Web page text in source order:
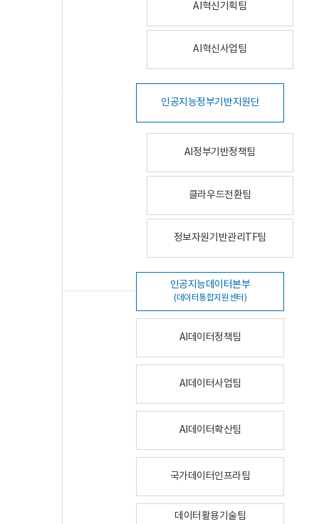
AI혁신기획팀
AI혁신사업팀
인공지능정부기반지원단
AI정부기반정책팀
클라우드전환팀
정보자원기반관리TF팀
인공지능데이터본부
(데이터통합지원센터)
AI데이터정책팀
AI데이터사업팀
AI데이터확산팀
국가데이터인프라팀
데이터활용기술팀